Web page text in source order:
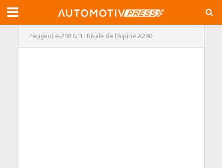
Peugeot e-208 GTI : Rivale de l’Alpine A290